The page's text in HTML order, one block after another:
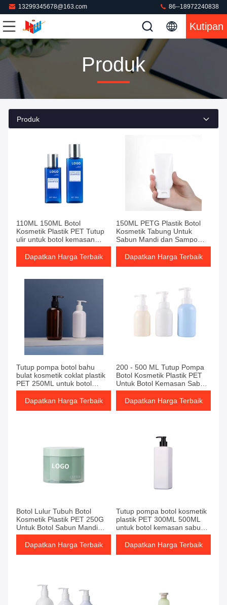
13299345678@163.com 86--18972240838
Kutipan
Produk
Produk
110ML 150ML Botol
Kosmetik Plastik PET Tutup
ulir untuk botol kemasan
sabun mandi dan lotion
sampo
Dapatkan Harga Terbaik
150ML PETG Plastik Botol
Kosmetik Tabung Untuk
Sabun Mandi dan Sampo
Botol kemasan lotion
pembersih wajah
Dapatkan Harga Terbaik
Tutup pompa botol bahu
bulat kosmetik coklat plastik
PET 250ML untuk botol
kemasan sabun mandi dan
lotion sampo
Dapatkan Harga Terbaik
200 - 500 ML Tutup Pompa
Botol Kosmetik Plastik PET
Untuk Botol Kemasan Sabun
Mandi dan Lotion Sampo
Dapatkan Harga Terbaik
Botol Lulur Tubuh Botol
Kosmetik Plastik PET 250G
Untuk Botol Sabun Mandi
dan Kemasan Lotion Sampo
Dapatkan Harga Terbaik
Tutup pompa botol kosmetik
plastik PET 300ML 500ML
untuk botol kemasan sabun
mandi dan lotion sampo
Dapatkan Harga Terbaik